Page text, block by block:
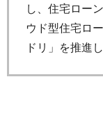
し、住宅ロー
ウド型住宅ロ
ドリ」を推進